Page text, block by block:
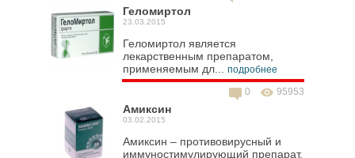
Геломиртол
23.03.2015
Геломиртол является
лекарственным препаратом,
применяемым дл... подробнее
95953
0
Амиксин
03.02.2015
Амиксин – противовирусный и
иммуностимулирующий препарат.